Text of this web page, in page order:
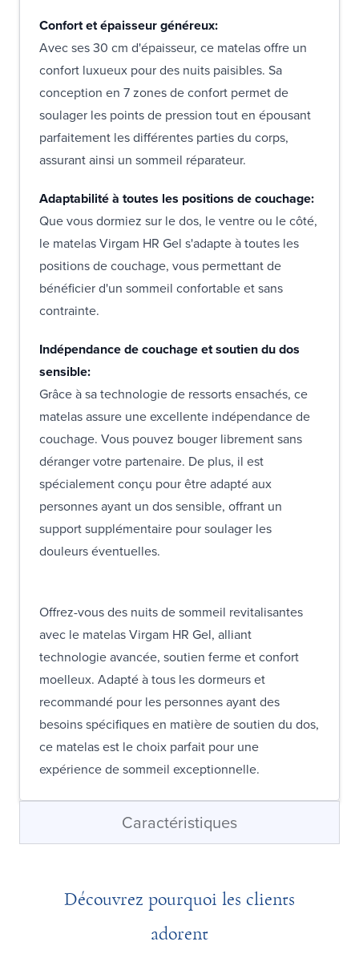
Confort et épaisseur généreux:
Avec ses 30 cm d'épaisseur, ce matelas offre un
confort luxueux pour des nuits paisibles. Sa
conception en 7 zones de confort permet de
soulager les points de pression tout en épousant
parfaitement les différentes parties du corps,
assurant ainsi un sommeil réparateur.
Adaptabilité à toutes les positions de couchage:
Que vous dormiez sur le dos, le ventre ou le côté,
le matelas Virgam HR Gel s'adapte à toutes les
positions de couchage, vous permettant de
bénéficier d'un sommeil confortable et sans
contrainte.
Indépendance de couchage et soutien du dos
sensible:
Grâce à sa technologie de ressorts ensachés, ce
matelas assure une excellente indépendance de
couchage. Vous pouvez bouger librement sans
déranger votre partenaire. De plus, il est
spécialement conçu pour être adapté aux
personnes ayant un dos sensible, offrant un
support supplémentaire pour soulager les
douleurs éventuelles.
Offrez-vous des nuits de sommeil revitalisantes
avec le matelas Virgam HR Gel, alliant
technologie avancée, soutien ferme et confort
moelleux. Adapté à tous les dormeurs et
recommandé pour les personnes ayant des
besoins spécifiques en matière de soutien du dos,
ce matelas est le choix parfait pour une
expérience de sommeil exceptionnelle.
Caractéristiques
Découvrez pourquoi les clients
adorent